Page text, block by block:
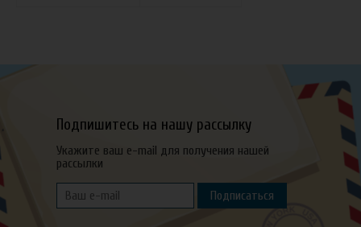
Подпишитесь на нашу рассылку
Укажите ваш e-mail для получения нашей
рассылки
Подписаться